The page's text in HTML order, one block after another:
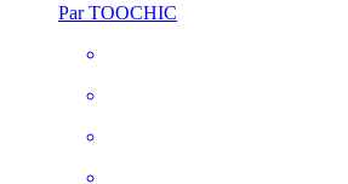
Par TOOCHIC